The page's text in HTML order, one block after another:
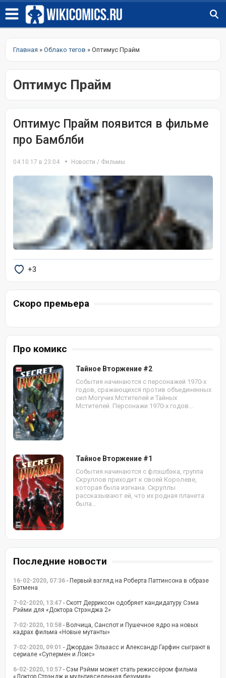
Главная » Облако тегов » Оптимус Прайм
Оптимус Прайм
Оптимус Прайм появится в фильме
про Бамблби
04.10.17 в 23:04 Новости / Фильмы
+3
Скоро премьера
Про комикс
Тайное Вторжение #2
События начинаются с персонажей 1970-х
годов, сражающихся против объединенных
сил Могучих Мстителей и Тайных
Мстителей. Персонажи 1970-х годов...
Тайное Вторжение #1
События начинаются с флэшбэка, группа
Скруллов приходит к своей Королеве,
которая была изгнана. Скруллы
рассказывают ей, что их родная планета
была...
Последние новости
16-02-2020, 07:36 - Первый взгляд на Роберта Паттинсона в образе
Бэтмена
7-02-2020, 13:47 - Скотт Дерриксон одобряет кандидатуру Сэма
Рэйми для «Доктора Стрэнджа 2»
7-02-2020, 10:58 - Волчица, Санспот и Пушечное ядро на новых
кадрах фильма «Новые мутанты»
7-02-2020, 09:01 - Джордан Эльзасс и Александр Гарфин сыграют в
сериале «Супермен и Лоис»
6-02-2020, 10:57 - Сэм Рэйми может стать режиссёром фильма
«Доктор Стрэндж и мультивселенная безумия»